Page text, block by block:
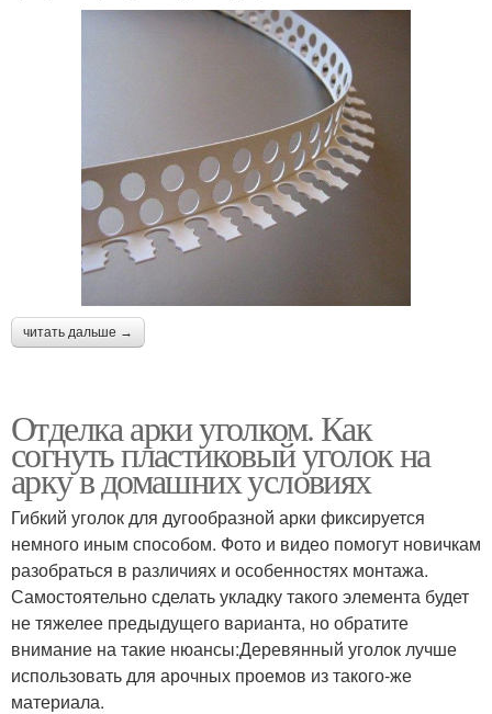
читать дальше →
Отделка арки уголком. Как
согнуть пластиковый уголок на
арку в домашних условиях
Гибкий уголок для дугообразной арки фиксируется
немного иным способом. Фото и видео помогут новичкам
разобраться в различиях и особенностях монтажа.
Самостоятельно сделать укладку такого элемента будет
не тяжелее предыдущего варианта, но обратите
внимание на такие нюансы:Деревянный уголок лучше
использовать для арочных проемов из такого-же
материала.